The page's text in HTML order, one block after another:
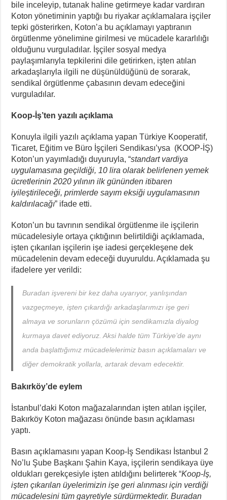
bile inceleyip, tutanak haline getirmeye kadar vardıran
Koton yönetiminin yaptığı bu riyakar açıklamalara işçiler
tepki gösterirken, Koton’a bu açıklamayı yaptıranın
örgütlenme yönelimine girilmesi ve mücadele kararlılığı
olduğunu vurguladılar. İşçiler sosyal medya
paylaşımlarıyla tepkilerini dile getirirken, işten atılan
arkadaşlarıyla ilgili ne düşünüldüğünü de sorarak,
sendikal örgütlenme çabasının devam edeceğini
vurguladılar.
Koop-İş’ten yazılı açıklama
Konuyla ilgili yazılı açıklama yapan Türkiye Kooperatif,
Ticaret, Eğitim ve Büro İşçileri Sendikası’ysa (KOOP-İŞ)
Koton’un yayımladığı duyuruyla, “standart vardiya
uygulamasına geçildiği, 10 lira olarak belirlenen yemek
ücretlerinin 2020 yılının ilk gününden itibaren
iyileştirileceği, primlerde sayım eksiği uygulamasının
kaldırılacağı” ifade etti.
Koton’un bu tavrının sendikal örgütlenme ile işçilerin
mücadelesiyle ortaya çıktığının belirtildiği açıklamada,
işten çıkarılan işçilerin işe iadesi gerçekleşene dek
mücadelenin devam edeceği duyuruldu. Açıklamada şu
ifadelere yer verildi:
Buradan işvereni bir kez daha uyarıyor, yanlışından
vazgeçmeye, işten çıkardığı arkadaşlarımızı işe geri
almaya ve sorunların çözümü için sendikamızla diyalog
kurmaya davet ediyoruz. Aksi halde tüm Türkiye’de aynı
anda başlattığımız mücadelelerimiz basın açıklamaları ve
diğer demokratik yollarla, artarak devam edecektir.
Bakırköy’de eylem
İstanbul’daki Koton mağazalarından işten atılan işçiler,
Bakırköy Koton mağazası önünde basın açıklaması
yaptı.
Basın açıklamasını yapan Koop-İş Sendikası İstanbul 2
No’lu Şube Başkanı Şahin Kaya, işçilerin sendikaya üye
oldukları gerekçesiyle işten atıldığını belirterek “Koop-İş,
işten çıkarılan üyelerimizin işe geri alınması için verdiği
mücadelesini tüm gayretiyle sürdürmektedir. Buradan